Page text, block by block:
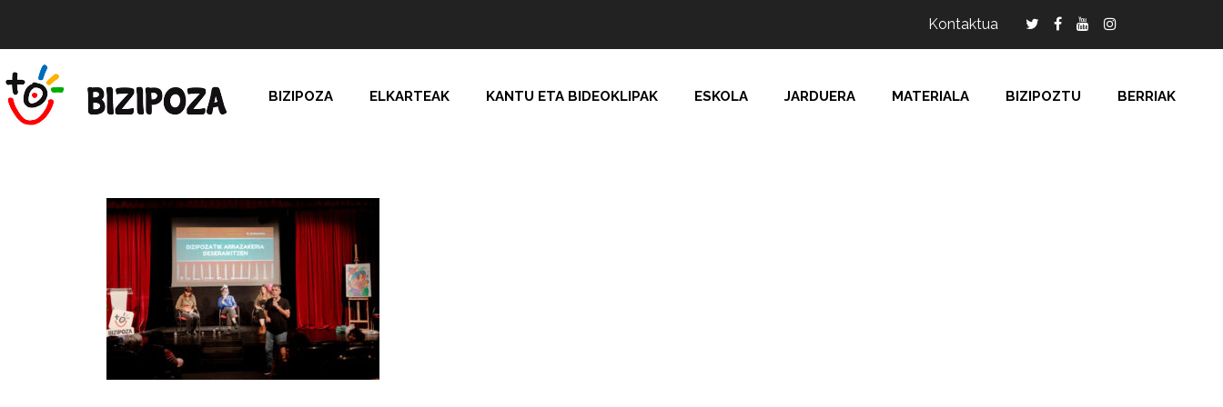
Kontaktua
BIZIPOZA ELKARTEAK KANTU ETA BIDEOKLIPAK ESKOLA JARDUERA MATERIALA BIZIPOZTU BERRIAK